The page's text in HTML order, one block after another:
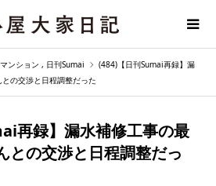
ンション , 日刊Sumai
(484)【日刊Sumai再録】漏
の交渉と日程調整だった
再録】漏水補修工事の最
との交渉と日程調整だっ